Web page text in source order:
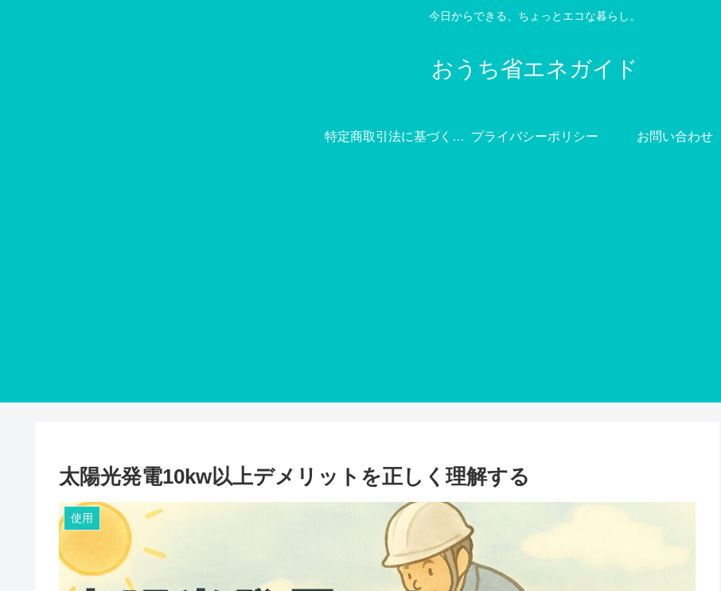
今日からできる、ちょっとエコな暮らし。
おうち省エネガイド
特定商取引法に基づく表記 プライバシーポリシー お問い合わせ
太陽光発電10kw以上デメリットを正しく理解する
使用